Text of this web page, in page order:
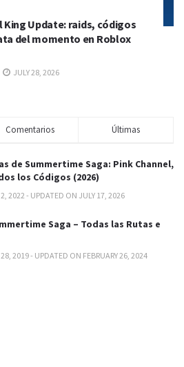
King Update: raids, códigos
del momento en Roblox
JULY 28, 2026
Comentarios Últimas
de Summertime Saga: Pink Channel,
los Códigos (2026)
2, 2022 - UPDATED ON JULY 17, 2026
Saga – Todas las Rutas e
28, 2019 - UPDATED ON FEBRUARY 26, 2024